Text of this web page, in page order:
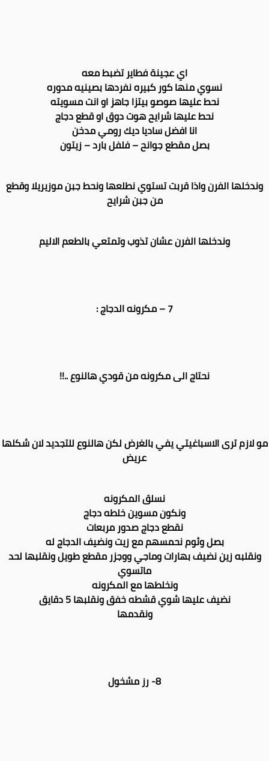
اي عجينة فطاير تضبط معه
نسوي منها كور كبيره نفردها بصينيه مدوره
نحط عليها صوصو بيتزا جاهز او انت مسويته
نحط عليها شرايح هوت دوق او قطع دجاج
انا افضل ساديا ديك رومي مدخن
بصل مقطع جوانح – فلفل بارد – زيتون
وندخلها الفرن واذا قربت تستوي نطلعها ونحط جبن موزيريلا وقطع
من جبن شرايح
وندخلها الفرن عشان تذوب وتمتعي بالطعم الاليم
7 – مكرونه الدجاج :
نحتاج الى مكرونه من قودي هالنوع ..!!
مو لازم ترى الاسباغيتي يفي بالغرض لكن هالنوع للتجديد لان شكلها
عريض
نسلق المكرونه
ونكون مسوين خلطه دجاج
نقطع دجاج صدور مربعات
بصل وثوم نحمسهم مع زيت ونضيف الدجاج له
ونقلبه زين نضيف بهارات وماجي ووجزر مقطع طويل ونقلبها لحد
ماتسوي
ونخلطها مع المكرونه
نضيف عليها شوي قشطه خفق ونقلبها 5 دقايق
ونقدمها
8- رز مشخول